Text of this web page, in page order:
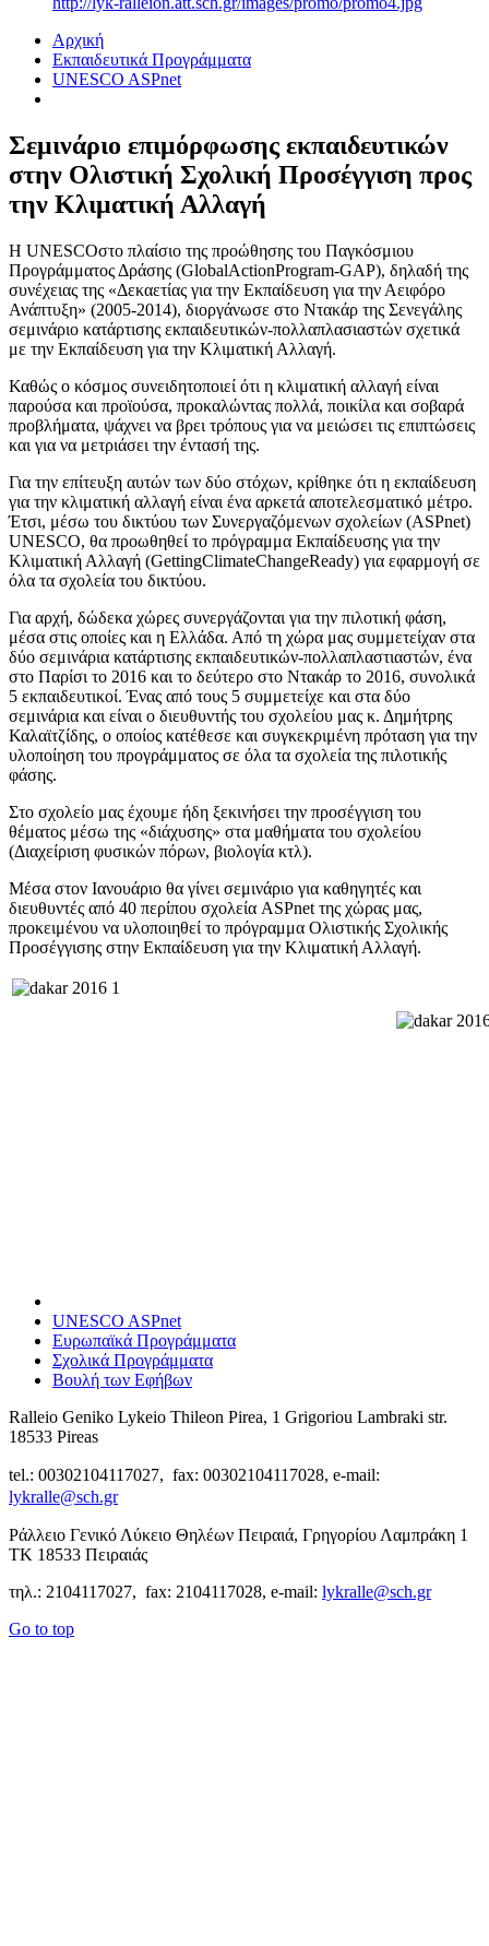
Αρχική
Εκπαιδευτικά Προγράμματα
UNESCO ASPnet
Σεμινάριο επιμόρφωσης εκπαιδευτικών
στην Ολιστική Σχολική Προσέγγιση προς
την Κλιματική Αλλαγή
Η UNESCOστο πλαίσιο της προώθησης του Παγκόσμιου
Προγράμματος Δράσης (GlobalActionProgram-GAP), δηλαδή της
συνέχειας της «Δεκαετίας για την Εκπαίδευση για την Αειφόρο
Ανάπτυξη» (2005-2014), διοργάνωσε στο Ντακάρ της Σενεγάλης
σεμινάριο κατάρτισης εκπαιδευτικών-πολλαπλασιαστών σχετικά
με την Εκπαίδευση για την Κλιματική Αλλαγή.
Καθώς ο κόσμος συνειδητοποιεί ότι η κλιματική αλλαγή είναι
παρούσα και προϊούσα, προκαλώντας πολλά, ποικίλα και σοβαρά
προβλήματα, ψάχνει να βρει τρόπους για να μειώσει τις επιπτώσεις
και για να μετριάσει την έντασή της.
Για την επίτευξη αυτών των δύο στόχων, κρίθηκε ότι η εκπαίδευση
για την κλιματική αλλαγή είναι ένα αρκετά αποτελεσματικό μέτρο.
Έτσι, μέσω του δικτύου των Συνεργαζόμενων σχολείων (ASPnet)
UNESCO, θα προωθηθεί το πρόγραμμα Εκπαίδευσης για την
Κλιματική Αλλαγή (GettingClimateChangeReady) για εφαρμογή σε
όλα τα σχολεία του δικτύου.
Για αρχή, δώδεκα χώρες συνεργάζονται για την πιλοτική φάση,
μέσα στις οποίες και η Ελλάδα. Από τη χώρα μας συμμετείχαν στα
δύο σεμινάρια κατάρτισης εκπαιδευτικών-πολλαπλαστιαστών, ένα
στο Παρίσι το 2016 και το δεύτερο στο Ντακάρ το 2016, συνολικά
5 εκπαιδευτικοί. Ένας από τους 5 συμμετείχε και στα δύο
σεμινάρια και είναι ο διευθυντής του σχολείου μας κ. Δημήτρης
Καλαϊτζίδης, ο οποίος κατέθεσε και συγκεκριμένη πρόταση για την
υλοποίηση του προγράμματος σε όλα τα σχολεία της πιλοτικής
φάσης.
Στο σχολείο μας έχουμε ήδη ξεκινήσει την προσέγγιση του
θέματος μέσω της «διάχυσης» στα μαθήματα του σχολείου
(Διαχείριση φυσικών πόρων, βιολογία κτλ).
Μέσα στον Ιανουάριο θα γίνει σεμινάριο για καθηγητές και
διευθυντές από 40 περίπου σχολεία ASPnet της χώρας μας,
προκειμένου να υλοποιηθεί το πρόγραμμα Ολιστικής Σχολικής
Προσέγγισης στην Εκπαίδευση για την Κλιματική Αλλαγή.
UNESCO ASPnet
Ευρωπαϊκά Προγράμματα
Σχολικά Προγράμματα
Βουλή των Εφήβων
Ralleio Geniko Lykeio Thileon Pirea, 1 Grigoriou Lambraki str.
18533 Pireas
tel.: 00302104117027, fax: 00302104117028, e-mail:
lykralle@sch.gr
Ράλλειο Γενικό Λύκειο Θηλέων Πειραιά, Γρηγορίου Λαμπράκη 1
ΤΚ 18533 Πειραιάς
τηλ.: 2104117027, fax: 2104117028, e-mail: lykralle@sch.gr
Go to top